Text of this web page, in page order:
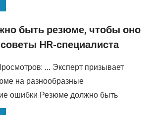
быть резюме, чтобы оно
HR-специалиста
… Эксперт призывает
на разнообразные
ошибки Резюме должно быть